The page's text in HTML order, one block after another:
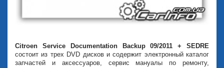
Citroen Service Documentation Backup 09/2011 + SEDRE
состоит из трех DVD дисков и содержит электронный каталог
запчастей и аксессуаров, сервис мануалы по ремонту,